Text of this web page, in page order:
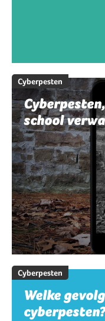
Cyberpesten
school
Cyberpesten
Welke
cyberpesten?